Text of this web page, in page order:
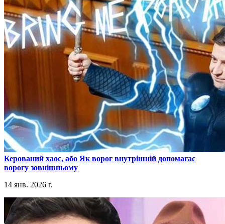
​Керований хаос, або Як ворог внутрішній допомагає
ворогу зовнішньому
14 янв. 2026 г.